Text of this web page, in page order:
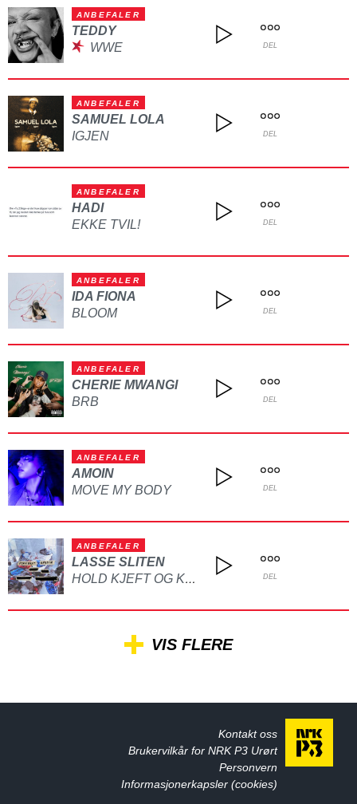
ANBEFALER
TEDDY
WWE
DEL
ANBEFALER
SAMUEL LOLA
IGJEN
DEL
ANBEFALER
HADI
EKKE TVIL!
DEL
ANBEFALER
IDA FIONA
BLOOM
DEL
ANBEFALER
CHERIE MWANGI
BRB
DEL
ANBEFALER
AMOIN
MOVE MY BODY
DEL
ANBEFALER
LASSE SLITEN
HOLD KJEFT OG KYSS MEG DEL
VIS FLERE
Kontakt oss
Brukervilkår for NRK P3 Urørt
Personvern
Informasjonerkapsler (cookies)